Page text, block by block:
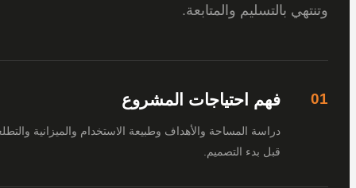
بالتسليم والمتابعة.
فهم احتياجات المشروع
دراسة المساحة والأهداف وطبيعة الاستخدام والميزانية والتطلعات
قبل بدء التصميم.